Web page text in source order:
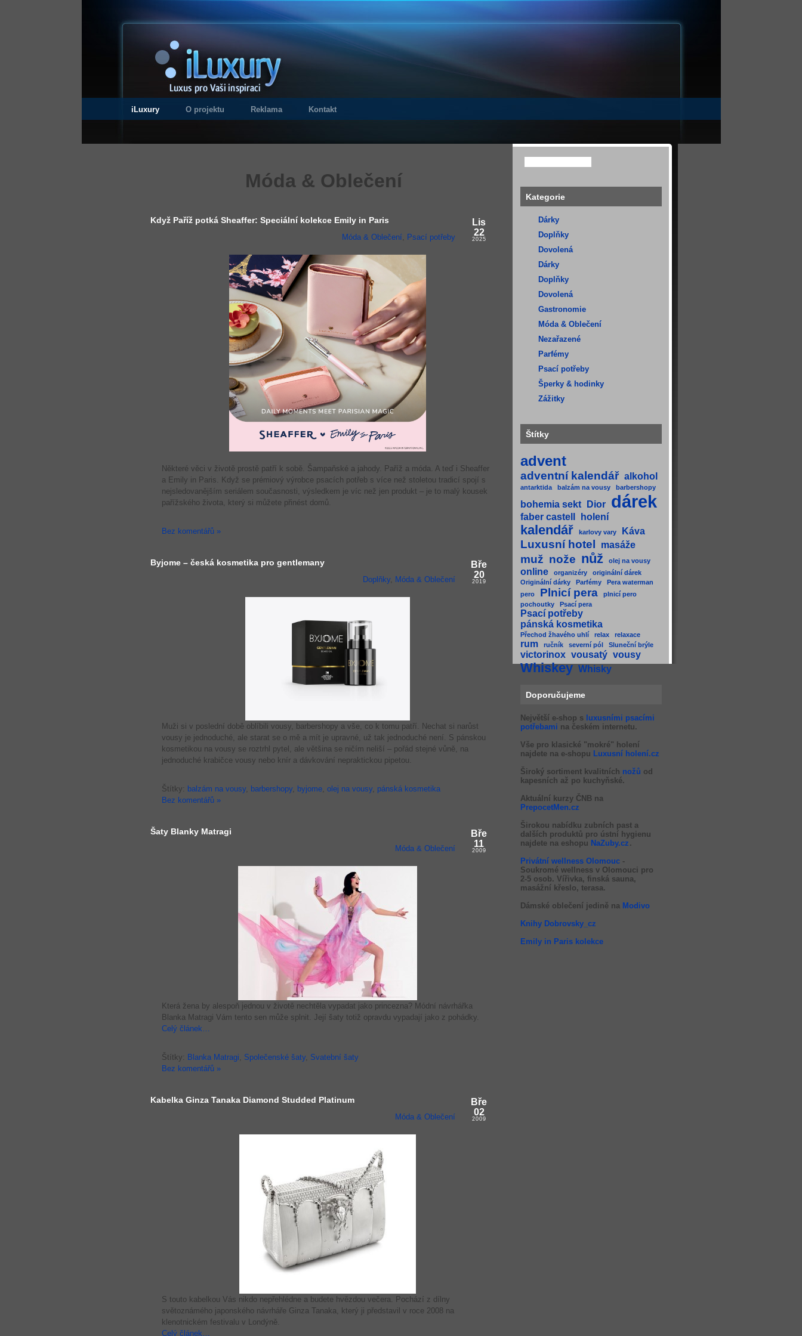
iLuxury O projektu Reklama Kontakt
Móda & Oblečení
Když Paříž potká Sheaffer: Speciální kolekce Emily in Paris
Móda & Oblečení, Psací potřeby
Lis
22
2025
Některé věci v životě prostě patří k sobě. Šampaňské a jahody. Paříž a móda. A teď i Sheaffer
a Emily in Paris. Když se prémiový výrobce psacích potřeb s více než stoletou tradicí spojí s
nejsledovanějším seriálem současnosti, výsledkem je víc než jen produkt – je to malý kousek
pařížského života, který si můžete přinést domů.
Bez komentářů »
Byjome – česká kosmetika pro gentlemany
Doplňky, Móda & Oblečení
Bře
20
2019
Muži si v poslední době oblíbili vousy, barbershopy a vše, co k tomu patří. Nechat si narůst
vousy je jednoduché, ale starat se o mě a mít je upravné, už tak jednoduché není. S pánskou
kosmetikou na vousy se roztrhl pytel, ale většina se ničím neliší – pořád stejné vůně, na
jednoduché krabičce vousy nebo knír a dávkování nepraktickou pipetou.
Štítky: balzám na vousy, barbershopy, byjome, olej na vousy, pánská kosmetika
Bez komentářů »
Šaty Blanky Matragi
Móda & Oblečení
Bře
11
2009
Která žena by alespoň jednou v životě nechtěla vypadat jako princezna? Módní návrhářka
Blanka Matragi Vám tento sen může splnit. Její šaty totiž opravdu vypadají jako z pohádky.
Celý článek…
Štítky: Blanka Matragi, Společenské šaty, Svatební šaty
Bez komentářů »
Kabelka Ginza Tanaka Diamond Studded Platinum
Móda & Oblečení
Bře
02
2009
S touto kabelkou Vás nikdo nepřehlédne a budete hvězdou večera. Pochází z dílny
světoznámého japonského návrháře Ginza Tanaka, který ji představil v roce 2008 na
klenotnickém festivalu v Londýně.
Celý článek…
Kategorie
Dárky
Doplňky
Dovolená
Dárky
Doplňky
Dovolená
Gastronomie
Móda & Oblečení
Nezařazené
Parfémy
Psací potřeby
Šperky & hodinky
Zážitky
Štítky
advent
adventní kalendář alkohol
antarktida balzám na vousy barbershopy
bohemia sekt Dior dárek
faber castell holení
kalendář karlovy vary Káva
Luxusní hotel masáže
muž nože nůž olej na vousy
online organizéry
originální dárek
Originální dárky
Parfémy
Pera waterman
pero
Plnicí pera
plnicí pero
pochoutky
Psací pera
Psací potřeby
pánská kosmetika
Přechod žhavého uhlí relax relaxace
rum ručník severní pól Sluneční brýle
victorinox vousatý vousy
Whiskey Whisky
Doporučujeme
Největší e-shop s
luxusními psacími
potřebami na českém internetu.
Vše pro klasické "mokré" holení
najdete na e-shopu Luxusní holení.cz
Široký sortiment kvalitních nožů od
kapesních až po kuchyňské.
Aktuální kurzy ČNB na
PrepocetMen.cz
Širokou nabídku zubních past a
dalších produktů pro ústní hygienu
najdete na eshopu NaZuby.cz .
Privátní wellness Olomouc -
Soukromé wellness v Olomouci pro
2-5 osob. Vířivka, finská sauna,
masážní křeslo, terasa.
Dámské oblečení jedině na Modivo
Knihy Dobrovsky_cz
Emily in Paris kolekce